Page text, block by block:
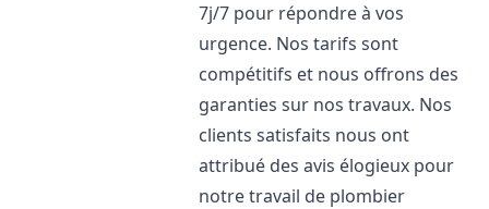
7j/7 pour répondre à vos
urgence. Nos tarifs sont
compétitifs et nous offrons des
garanties sur nos travaux. Nos
clients satisfaits nous ont
attribué des avis élogieux pour
notre travail de plombier